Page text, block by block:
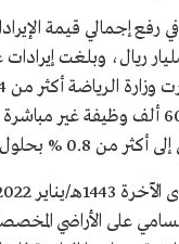
في رفع إجمالي قيمة
أكثر من 20 ألف وظيفة مباشرة
بحلول عام 2030م.
على الأراضي